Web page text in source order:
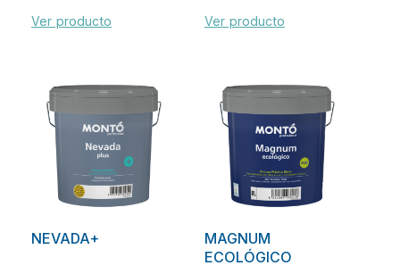
Ver producto
Ver producto
NEVADA+
MAGNUM
ECOLÓGICO